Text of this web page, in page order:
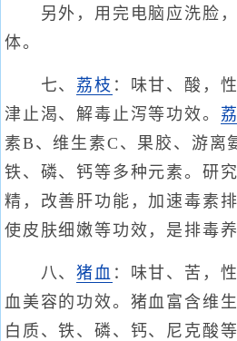
另外，用完电脑应洗脸，
体。
七、 荔枝 ：味甘、酸，
津止渴、解毒止泻等功效。
素B、维生素C、果胶、游离
铁、磷、钙等多种元素。研
精，改善肝功能，加速毒素
使皮肤细嫩等功效，是排毒
八、猪血 ：味甘、苦，
血美容的功效。猪血富含维
白质、铁、磷、钙、尼克酸